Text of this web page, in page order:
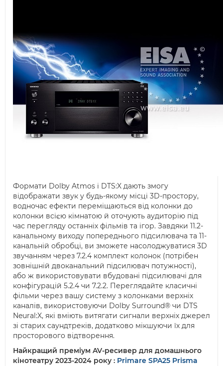
Формати Dolby Atmos і DTS:X дають змогу
відображати звук у будь-якому місці 3D-простору,
водночас ефекти переміщаються від колонки до
колонки всією кімнатою й оточують аудиторію під
час перегляду останніх фільмів та ігор. Завдяки 11.2-
канальному виходу попереднього підсилювача та 11-
канальній обробці, ви зможете насолоджуватися 3D
звучанням через 7.2.4 комплект колонок (потрібен
зовнішній двоканальний підсилювач потужності),
або ж використовувати вбудовані підсилювачі для
конфігурацій 5.2.4 чи 7.2.2. Переглядайте класичні
фільми через вашу систему з колонками верхніх
каналів, використовуючи Dolby Surround® чи DTS
Neural:X, які вміють витягати сигнали верхніх джерел
зі старих саундтреків, додатково мікшуючи їх для
просторового відтворення.
Найкращий преміум AV-ресивер для домашнього
кінотеатру 2023-2024 року : Primare SPA25 Prisma